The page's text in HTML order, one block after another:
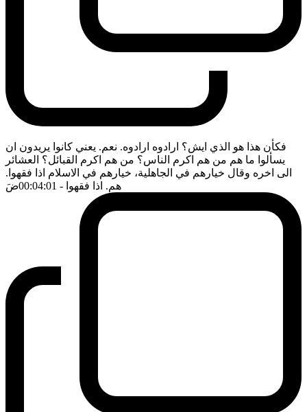
فكأن هذا هو الذي ايش؟ ارادوه ارادوه. نعم. يعني كانوا يريدون ان
يسألوا ما هم من هم اكرم الناس؟ من هم اكرم القبائل؟ العشائر
الى اخره وقال خيارهم في الجاهلية، خيارهم في الاسلام اذا فقهوا.
هم. اذا فقهوا - 00:04:01 ضَ